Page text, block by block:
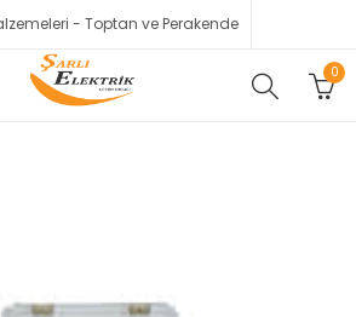
- Toptan ve Perakende
0